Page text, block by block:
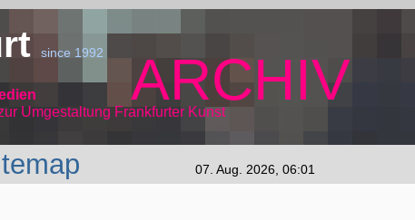
since 1992 ARCHIV
Umgestaltung Frankfurter Kunst
07. Aug. 2026, 06:01